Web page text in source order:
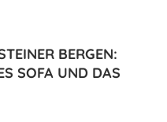
BERGEN:
SOFA UND DAS